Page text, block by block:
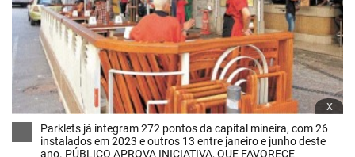
x
Parklets já integram 272 pontos da capital mineira, com 26
instalados em 2023 e outros 13 entre janeiro e junho deste
ano. PÚBLICO APROVA INICIATIVA, QUE FAVORECE